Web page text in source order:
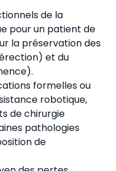
de la
pour un patient de
la préservation des
et du
formelles ou
robotique,
de chirurgie
pathologies
de